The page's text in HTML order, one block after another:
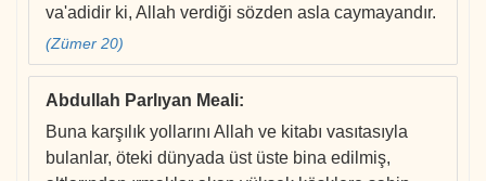
va'adidir ki, Allah verdiği sözden asla caymayandır.
(Zümer 20)
Abdullah Parlıyan Meali:
Buna karşılık yollarını Allah ve kitabı vasıtasıyla
bulanlar, öteki dünyada üst üste bina edilmiş,